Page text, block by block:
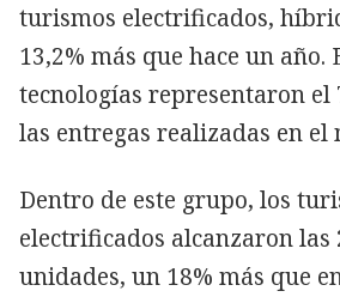
turismos electrificados,
13,2% más que hace un año.
tecnologías representaron el
las entregas realizadas en el
Dentro de este grupo, los
electrificados alcanzaron las
unidades, un 18% más que